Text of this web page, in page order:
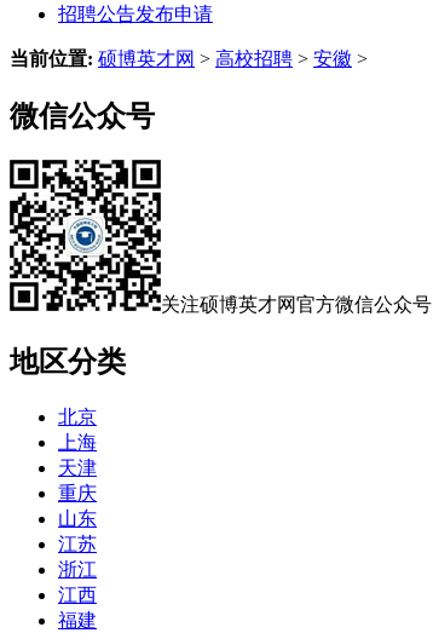
招聘公告发布申请
当前位置: 硕博英才网 > 高校招聘 > 安徽 >
微信公众号
关注硕博英才网官方微信公众号
地区分类
北京
上海
天津
重庆
山东
江苏
浙江
江西
福建